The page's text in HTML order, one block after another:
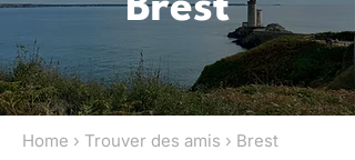
Brest
Home › Trouver des amis › Brest